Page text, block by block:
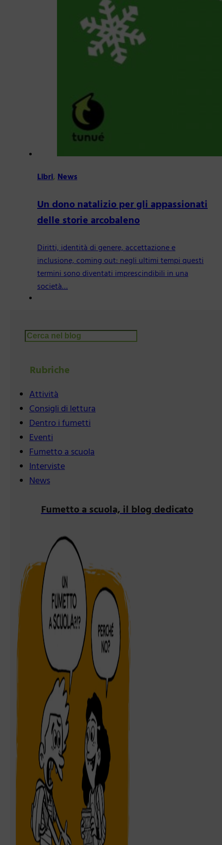
Libri,News
Un dono natalizio per gli appassionati
delle storie arcobaleno
Diritti, identità di genere, accettazione e
inclusione, coming out: negli ultimi tempi questi
termini sono diventati imprescindibili in una
società…
Cerca
Rubriche
Attività
Consigli di lettura
Dentro i fumetti
Eventi
Fumetto a scuola
Interviste
News
Fumetto a scuola, il blog dedicato